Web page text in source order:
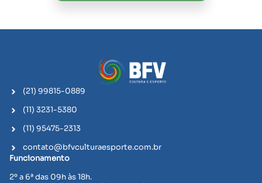
(21) 99815-0889
(11) 3231-5380
(11) 95475-2313
contato@bfvculturaesporte.com.br
Funcionamento
2º a 6ª das 09h às 18h.